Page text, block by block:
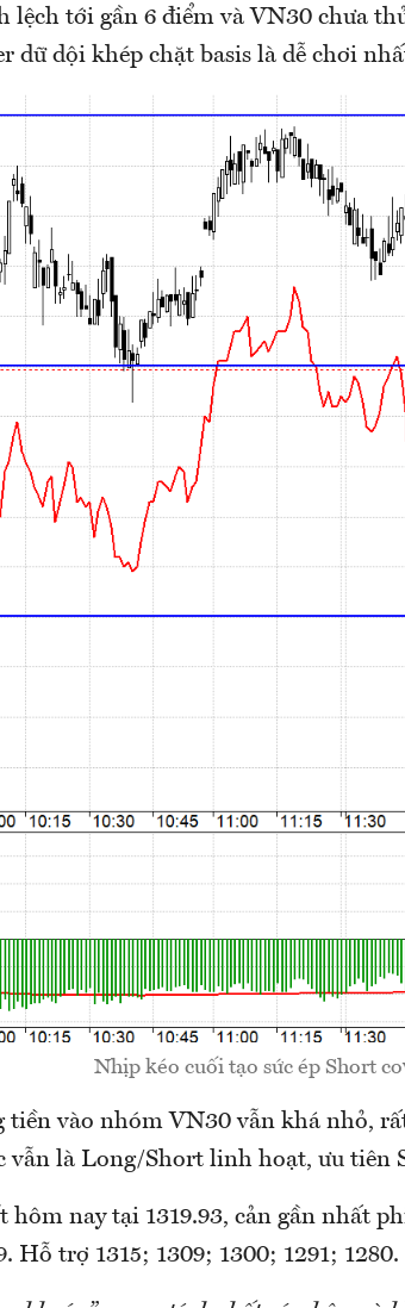
lệch tới gần 6 điểm và VN30 chưa
dữ dội khép chặt basis là dễ chơi
Nhịp kéo cuối tạo sức ép Short
tiền vào nhóm VN30 vẫn khá nhỏ,
vẫn là Long/Short linh hoạt, ưu tiên
hôm nay tại 1319.93, cản gần nhất
Hỗ trợ 1315; 1309; 1300; 1291; 1280.